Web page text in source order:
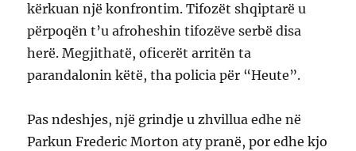
kërkuan një konfrontim. Tifozët shqiptarë u
përpoqën t’u afroheshin tifozëve serbë disa
herë. Megjithatë, oficerët arritën ta
parandalonin këtë, tha policia për “Heute”.
Pas ndeshjes, një grindje u zhvillua edhe në
Parkun Frederic Morton aty pranë, por edhe kjo